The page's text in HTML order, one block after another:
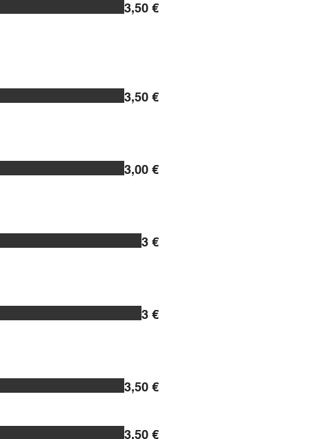
3,50 €
3,50 €
3,00 €
3 €
3 €
3,50 €
3,50 €